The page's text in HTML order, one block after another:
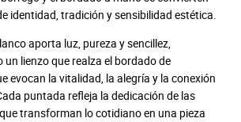
identidad, tradición y sensibilidad estética.
aporta luz, pureza y sencillez,
lienzo que realza el bordado de
evocan la vitalidad, la alegría y la conexión
puntada refleja la dedicación de las
transforman lo cotidiano en una pieza